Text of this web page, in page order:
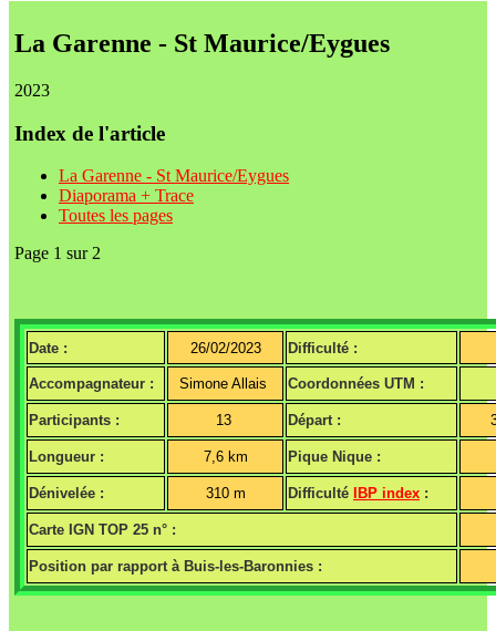
La Garenne - St Maurice/Eygues
2023
Index de l'article
La Garenne - St Maurice/Eygues
Diaporama + Trace
Toutes les pages
Page 1 sur 2
Date : 26/02/2023 Difficulté :
Accompagnateur : Simone Allais Coordonnées UTM :
Participants : 13 Départ :
Longueur : 7,6 km Pique Nique :
Dénivelée : 310 m Difficulté IBP index :
Carte IGN TOP 25 n° :
Position par rapport à Buis-les-Baronnies :